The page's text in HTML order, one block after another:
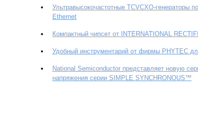
Ультравысокочастотные TCVCXO-генераторы
Ethernet
Компактный чипсет от INTERNATIONAL
Удобный инструментарий от фирмы PHYTEC
National Semiconductor представляет новую
напряжения серии SIMPLE SYNCHRONOUS™